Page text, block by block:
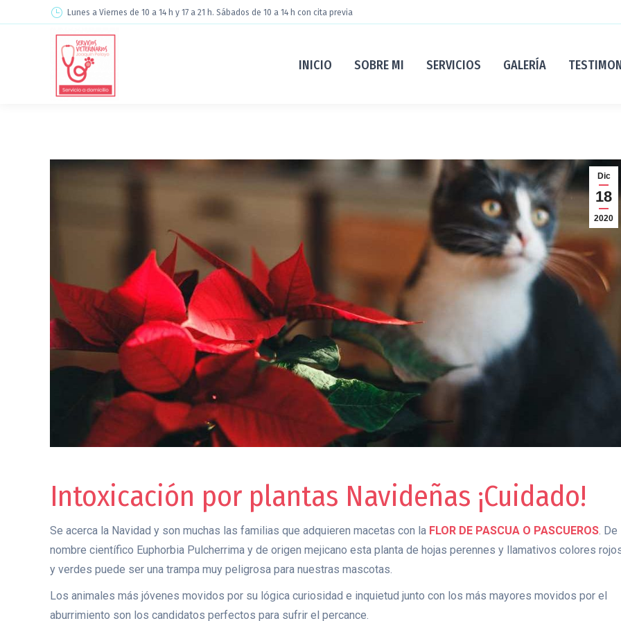
Lunes a Viernes de 10 a 14 h y 17 a 21 h. Sábados de 10 a 14 h con cita previa
INICIO SOBRE MI SERVICIOS GALERÍA
Dic
18
2020
Intoxicación por plantas Navideñas ¡Cuidado!
Se acerca la Navidad y son muchas las familias que adquieren macetas con la FLOR DE PASCUA O PASCUEROS. De
nombre científico Euphorbia Pulcherrima y de origen mejicano esta planta de hojas perennes y llamativos colores
y verdes puede ser una trampa muy peligrosa para nuestras mascotas.
Los animales más jóvenes movidos por su lógica curiosidad e inquietud junto con los más mayores movidos por el
aburrimiento son los candidatos perfectos para sufrir el percance.